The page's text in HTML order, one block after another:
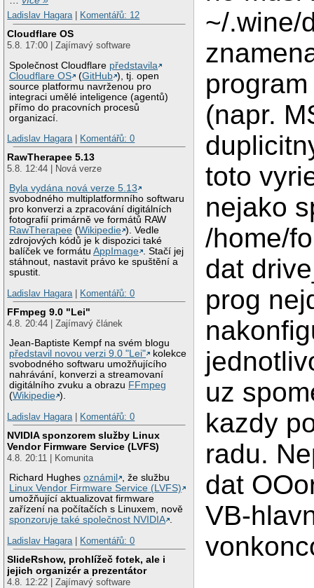
Ladislav Hagara| Komentářů: 12
Cloudflare OS
5.8. 17:00 | Zajímavý software
Společnost Cloudflare představila
Cloudflare OS
(GitHub ), tj. open
source platformu navrženou pro
integraci umělé inteligence (agentů)
přímo do pracovních procesů
organizací.
Ladislav Hagara| Komentářů: 0
RawTherapee 5.13
5.8. 12:44 | Nová verze
Byla vydána nová verze 5.13
svobodného multiplatformního softwaru
pro konverzi a zpracování digitálních
fotografií primárně ve formátů RAW
RawTherapee (Wikipedie ). Vedle
zdrojových kódů je k dispozici také
balíček ve formátuAppImage . Stačí jej
stáhnout, nastavit právo ke spuštění a
spustit.
Ladislav Hagara| Komentářů: 0
FFmpeg 9.0 "Lei"
4.8. 20:44 | Zajímavý článek
Jean-Baptiste Kempf na svém blogu
představil novou verzi 9.0 "Lei"
kolekce
svobodného softwaru umožňujícího
nahrávání, konverzi a streamovaní
digitálního zvuku a obrazu FFmpeg
(Wikipedie ).
Ladislav Hagara| Komentářů: 0
NVIDIA sponzorem služby Linux
Vendor Firmware Service (LVFS)
4.8. 20:11 | Komunita
Richard Hughesoznámil
, že službu
Linux Vendor Firmware Service (LVFS)
umožňující aktualizovat firmware
zařízení na počítačích s Linuxem, nově
sponzoruje také společnost NVIDIA .
Ladislav Hagara| Komentářů: 0
SlideRshow, prohlížeč fotek, ale i
jejich organizér a prezentátor
4.8. 12:22 | Zajímavý software
~/.wine/
(napr.
toto
nejako
/home/
dat
prog
uz
kazdy
radu.
dat
VB-